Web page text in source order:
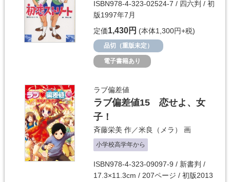
ISBN978-4-323-02524-7 / 四六判 / 初
版1997年7月
定価1,430円 (本体1,300円+税)
品切（重版未定）
電子書籍あり
ラブ偏差値
ラブ偏差値15 恋せよ、女
子！
斉藤栄美 作／米良（メラ） 画
小学校高学年から
ISBN978-4-323-09097-9 / 新書判 /
17.3×11.3cm / 207ページ / 初版2013